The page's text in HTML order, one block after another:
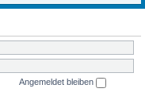
Angemeldet bleiben